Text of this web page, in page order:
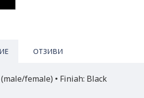
ОТЗИВИ
female) • Finiah: Black